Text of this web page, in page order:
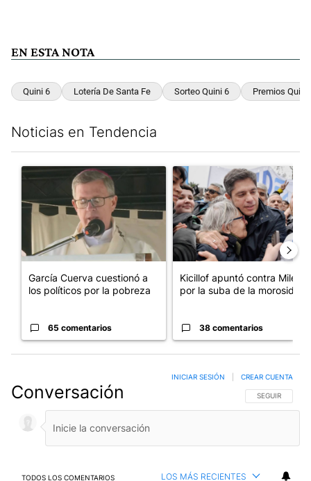
EN ESTA NOTA
Quini 6 Lotería De Santa Fe Sorteo Quini 6 Premios Quini
Noticias en Tendencia
Un artículo de tendencia con el título "García Cuerva
García Cuerva cuestionó a
los políticos por la pobreza
65 comentarios
Un artículo de tendencia con
Kicillof apuntó contra Milei
por la suba de la morosida...
38 comentarios
Conversación SIGA ESTA
SEGUIR
INICIAR SESIÓN CREAR CUENTA
TODOS LOS COMENTARIOS LOS MÁS RECIENTES